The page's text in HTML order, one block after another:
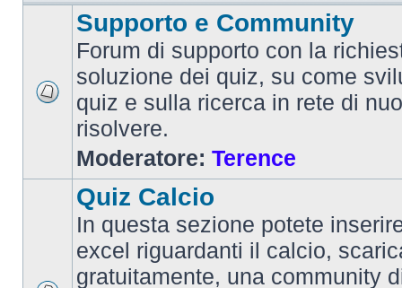
Supporto e Community
Forum di supporto con la
soluzione dei quiz, su come
quiz e sulla ricerca in rete di
risolvere.
Moderatore: Terence
Quiz Calcio
In questa sezione potete
excel riguardanti il calcio,
gratuitamente, una community